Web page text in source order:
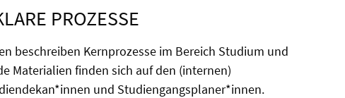
PROZESSE
beschreiben Kernprozesse im Bereich Studium und
Materialien finden sich auf den (internen)
und Studiengangsplaner*innen.